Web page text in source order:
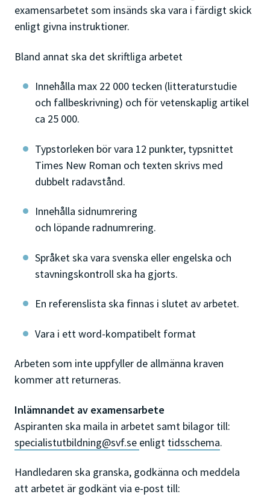
examensarbetet som insänds ska vara i färdigt skick
enligt givna instruktioner.
Bland annat ska det skriftliga arbetet
Innehålla max 22 000 tecken (litteraturstudie
och fallbeskrivning) och för vetenskaplig artikel
ca 25 000.
Typstorleken bör vara 12 punkter, typsnittet
Times New Roman och texten skrivs med
dubbelt radavstånd.
Innehålla sidnumrering
och löpande radnumrering.
Språket ska vara svenska eller engelska och
stavningskontroll ska ha gjorts.
En referenslista ska finnas i slutet av arbetet.
Vara i ett word-kompatibelt format
Arbeten som inte uppfyller de allmänna kraven
kommer att returneras.
Inlämnandet av examensarbete
Aspiranten ska maila in arbetet samt bilagor till:
specialistutbildning@svf.se enligt tidsschema.
Handledaren ska granska, godkänna och meddela
att arbetet är godkänt via e-post till: